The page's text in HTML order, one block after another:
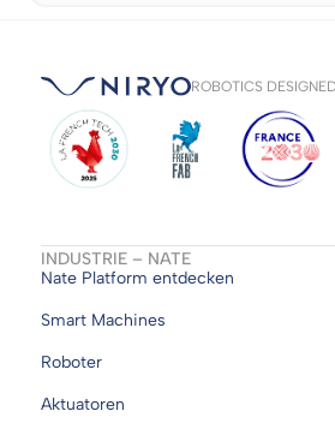
ROBOTICS
INDUSTRIE – NATE
Nate Platform entdecken
Smart Machines
Roboter
Aktuatoren